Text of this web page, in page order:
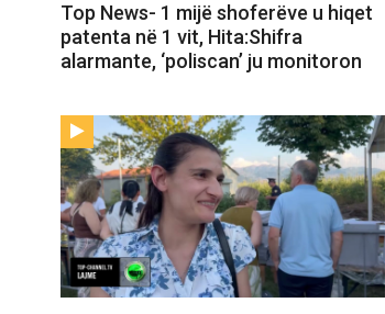
Top News- 1 mijë shoferëve u hiqet
patenta në 1 vit, Hita:Shifra
alarmante, ‘poliscan’ ju monitoron